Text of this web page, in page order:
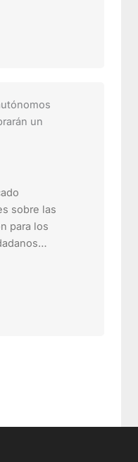
un
sobre las
para los